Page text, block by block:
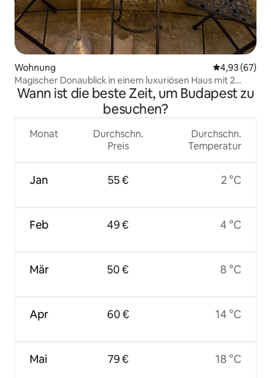
Wohnung
4,93 (67)
Magischer Donaublick in einem luxuriösen Haus mit 2
Schlafzimmern
Wann ist die beste Zeit, um Budapest zu
besuchen?
Monat
Jan
Feb
Mär
Apr
Mai
Durchschn.
Preis
55 €
49 €
50 €
60 €
79 €
Durchschn.
Temperatur
2 °C
4 °C
8 °C
14 °C
18 °C